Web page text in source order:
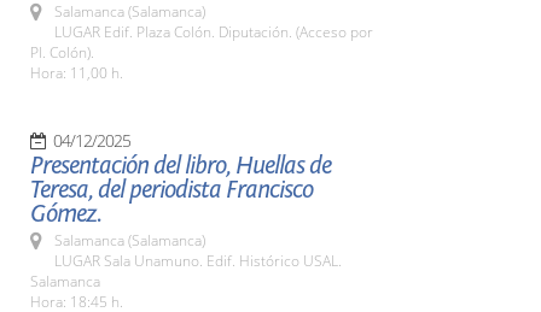
Salamanca (Salamanca)
LUGAR Edif. Plaza Colón. Diputación. (Acceso por
Pl. Colón).
Hora: 11,00 h.
04/12/2025
Presentación del libro, Huellas de
Teresa, del periodista Francisco
Gómez.
Salamanca (Salamanca)
LUGAR Sala Unamuno. Edif. Histórico USAL.
Salamanca
Hora: 18:45 h.